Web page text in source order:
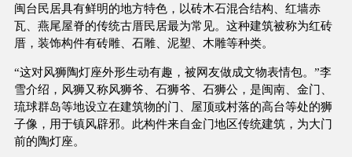
闽台民居具有鲜明的地方特色，以砖木石混合结构、红墙赤
瓦、燕尾屋脊的传统古厝民居最为常见。这种建筑被称为红砖
厝，装饰构件有砖雕、石雕、泥塑、木雕等种类。
“这对风狮陶灯座外形生动有趣，被网友做成文物表情包。”李
雪介绍，风狮又称风狮爷、石狮爷、石狮公，是闽南、金门、
琉球群岛等地设立在建筑物的门、屋顶或村落的高台等处的狮
子像，用于镇风辟邪。此构件来自金门地区传统建筑，为大门
前的陶灯座。